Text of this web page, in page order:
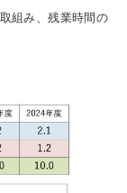
組み、残業時間の